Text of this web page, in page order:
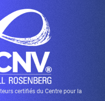
certifiés du Centre pour la